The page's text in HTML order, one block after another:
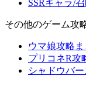
SSRキャラ/
その他のゲーム攻
ウマ娘攻略
プリコネR攻
シャドウバ